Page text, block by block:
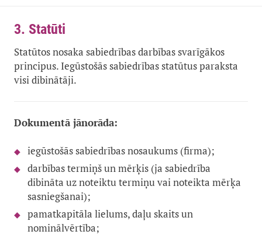
3. Statūti
Statūtos nosaka sabiedrības darbības svarīgākos
principus. Iegūstošās sabiedrības statūtus paraksta
visi dibinātāji.
Dokumentā jānorāda:
iegūstošās sabiedrības nosaukums (firma);
darbības termiņš un mērķis (ja sabiedrība
dibināta uz noteiktu termiņu vai noteikta mērķa
sasniegšanai);
pamatkapitāla lielums, daļu skaits un
nominālvērtība;